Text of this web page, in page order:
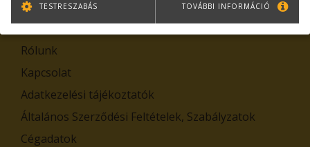
Kiemelt tartalmak
Rólunk
Kapcsolat
Adatkezelési tájékoztatók
Általános Szerződési Feltételek, Szabályzatok
Cégadatok
TESTRESZABÁS TOVÁBBI INFORMÁCIÓ